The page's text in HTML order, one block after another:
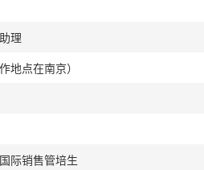
理
地点在南京）
际销售管培生